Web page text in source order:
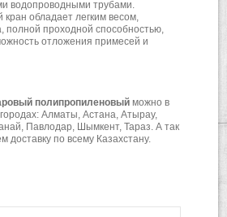
водопроводными трубами.
обладает легким весом,
полной проходной способностью,
отложения примесей и
полипропиленовый можно в
Алматы, Астана, Атырау,
Павлодар, Шымкент, Тараз. А так
доставку по всему Казахстану.